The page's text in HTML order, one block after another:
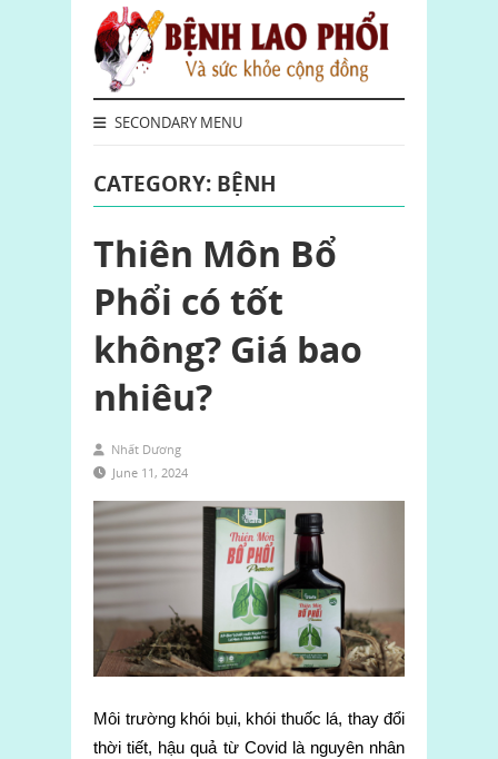
SECONDARY MENU
CATEGORY: BỆNH
Thiên Môn Bổ
Phổi có tốt
không? Giá bao
nhiêu?
Nhất Dương
June 11, 2024
Môi trường khói bụi, khói thuốc lá, thay đổi
thời tiết, hậu quả từ Covid là nguyên nhân